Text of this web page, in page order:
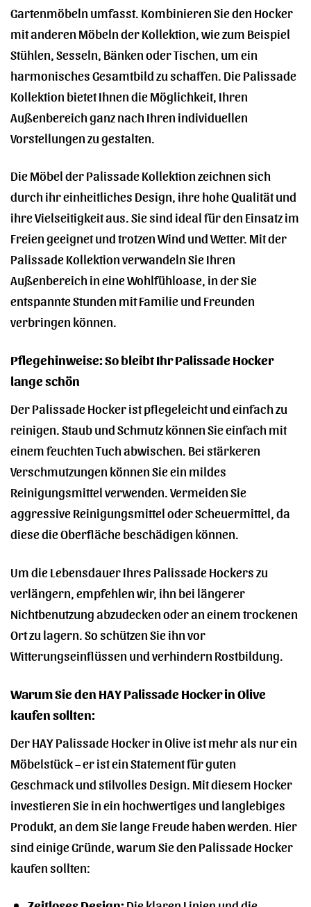
Gartenmöbeln umfasst. Kombinieren Sie den Hocker
mit anderen Möbeln der Kollektion, wie zum Beispiel
Stühlen, Sesseln, Bänken oder Tischen, um ein
harmonisches Gesamtbild zu schaffen. Die Palissade
Kollektion bietet Ihnen die Möglichkeit, Ihren
Außenbereich ganz nach Ihren individuellen
Vorstellungen zu gestalten.
Die Möbel der Palissade Kollektion zeichnen sich
durch ihr einheitliches Design, ihre hohe Qualität und
ihre Vielseitigkeit aus. Sie sind ideal für den Einsatz im
Freien geeignet und trotzen Wind und Wetter. Mit der
Palissade Kollektion verwandeln Sie Ihren
Außenbereich in eine Wohlfühloase, in der Sie
entspannte Stunden mit Familie und Freunden
verbringen können.
Pflegehinweise: So bleibt Ihr Palissade Hocker
lange schön
Der Palissade Hocker ist pflegeleicht und einfach zu
reinigen. Staub und Schmutz können Sie einfach mit
einem feuchten Tuch abwischen. Bei stärkeren
Verschmutzungen können Sie ein mildes
Reinigungsmittel verwenden. Vermeiden Sie
aggressive Reinigungsmittel oder Scheuermittel, da
diese die Oberfläche beschädigen können.
Um die Lebensdauer Ihres Palissade Hockers zu
verlängern, empfehlen wir, ihn bei längerer
Nichtbenutzung abzudecken oder an einem trockenen
Ort zu lagern. So schützen Sie ihn vor
Witterungseinflüssen und verhindern Rostbildung.
Warum Sie den HAY Palissade Hocker in Olive
kaufen sollten:
Der HAY Palissade Hocker in Olive ist mehr als nur ein
Möbelstück – er ist ein Statement für guten
Geschmack und stilvolles Design. Mit diesem Hocker
investieren Sie in ein hochwertiges und langlebiges
Produkt, an dem Sie lange Freude haben werden. Hier
sind einige Gründe, warum Sie den Palissade Hocker
kaufen sollten: